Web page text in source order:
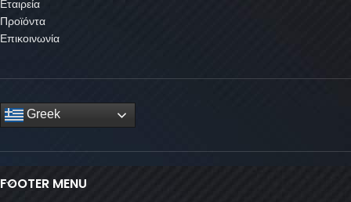
Εταιρεία
Προϊόντα
Επικοινωνία
Greek
FOOTER MENU